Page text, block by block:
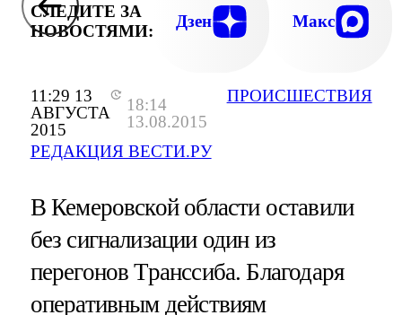
11:29 13
АВГУСТА
2015
18:14
13.08.2015
РЕДАКЦИЯ ВЕСТИ.РУ
ПРОИСШЕСТВИЯ
СЛЕДИТЕ ЗА
НОВОСТЯМИ:
Дзен Макс
В Кемеровской области оставили
без сигнализации один из
перегонов Транссиба. Благодаря
оперативным действиям